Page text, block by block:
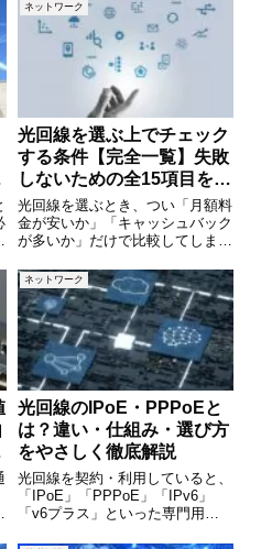
けるものの、「結局どういう仕組
みなのか」「基地局やNTTはどこ
で関わっているのか」を正確に理
ネットワーク
光回線を選ぶ上でチェック
する条件【完全一覧】失敗
しないための全15項目を徹
底解説
光回線を選ぶとき、つい「月額料
金が安いか」「キャッシュバック
が多いか」だけで比較してしまい
エリアや住居タイプ、契約条件、
通信の安定性など、事前に確認す
べきポイントは数多くあります。
これらを見落とすと、「そもそも
ネットワーク
光回線のIPoE・PPPoEと
は？違い・仕組み・選び方
をやさしく徹底解説
光回線を契約・利用していると、
「IPoE」「PPPoE」「IPv6」
「v6プラス」といった専門用語